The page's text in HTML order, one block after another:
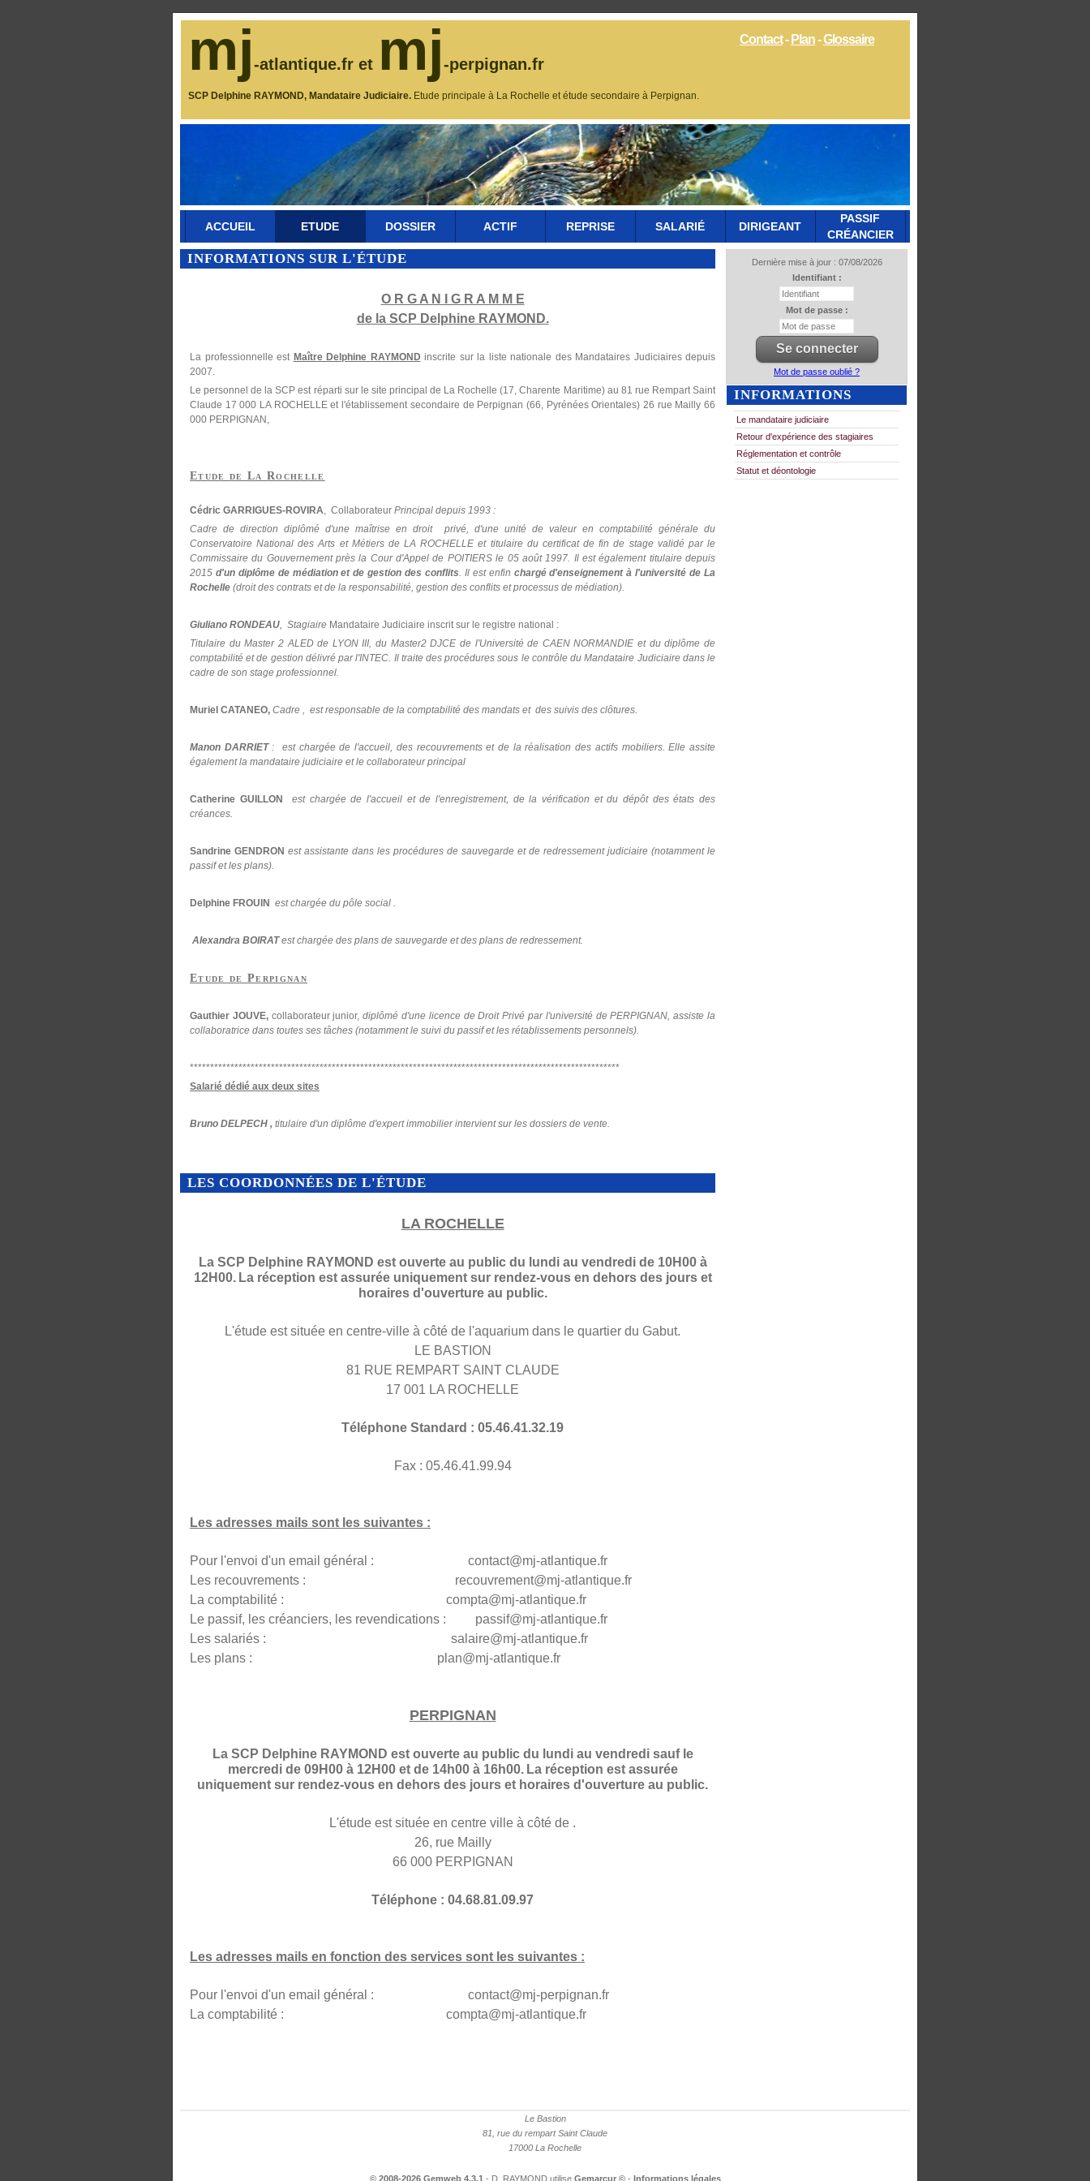
mj-atlantique.fr et mj-perpignan.fr
SCP Delphine RAYMOND, Mandataire Judiciaire. Etude principale à La Rochelle et étude secondaire à Perpignan.
Contact- Plan-Glossaire
ACCUEIL ETUDE DOSSIER ACTIF REPRISE SALARIÉ DIRIGEANT
PASSIF
CRÉANCIER
Dernière mise à jour : 07/08/2026
Identifiant :
Mot de passe :
Mot de passe oublié ?
INFORMATIONS
Le mandataire judiciaire
Retour d'expérience des stagiaires
Réglementation et contrôle
Statut et déontologie
INFORMATIONS SUR L'ÉTUDE
O R G A N I G R A M M E
de la SCP Delphine RAYMOND.
La professionnelle est Maître Delphine RAYMOND inscrite sur la liste nationale des Mandataires Judiciaires depuis
2007.
Le personnel de la SCP est réparti sur le site principal de La Rochelle (17, Charente Maritime) au 81 rue Rempart Saint
Claude 17 000 LA ROCHELLE et l'établissement secondaire de Perpignan (66, Pyrénées Orientales) 26 rue Mailly 66
000 PERPIGNAN,
Etude de La Rochelle
Cédric GARRIGUES-ROVIRA, Collaborateur Principal depuis 1993 :
Cadre de direction diplômé d'une maîtrise en droit privé, d'une unité de valeur en comptabilité générale du
Conservatoire National des Arts et Métiers de LA ROCHELLE et titulaire du certificat de fin de stage validé par le
Commissaire du Gouvernement près la Cour d'Appel de POITIERS le 05 août 1997. Il est également titulaire depuis
2015 d'un diplôme de médiation et de gestion des conflits. Il est enfin chargé d'enseignement à l'université de La
Rochelle (droit des contrats et de la responsabilité, gestion des conflits et processus de médiation).
Giuliano RONDEAU, Stagiaire Mandataire Judiciaire inscrit sur le registre national :
Titulaire du Master 2 ALED de LYON III, du Master2 DJCE de l'Université de CAEN NORMANDIE et du diplôme de
comptabilité et de gestion délivré par l'INTEC. Il traite des procédures sous le contrôle du Mandataire Judiciaire dans le
cadre de son stage professionnel.
Muriel CATANEO, Cadre , est responsable de la comptabilité des mandats et des suivis des clôtures.
Manon DARRIET: est chargée de l'accueil, des recouvrements et de la réalisation des actifs mobiliers. Elle assite
également la mandataire judiciaire et le collaborateur principal
Catherine GUILLON
est chargée de l'accueil et de l'enregistrement, de la vérification et du dépôt des états des
créances.
Sandrine GENDRON est assistante dans les procédures de sauvegarde et de redressement judiciaire (notamment le
passif et les plans).
Delphine FROUIN est chargée du pôle social .
Alexandra BOIRAT est chargée des plans de sauvegarde et des plans de redressement.
Etude de Perpignan
Gauthier JOUVE, collaborateur junior, diplômé d'une licence de Droit Privé par l'université de PERPIGNAN, assiste la
collaboratrice dans toutes ses tâches (notamment le suivi du passif et les rétablissements personnels).
**********************************************************************************************************
Salarié dédié aux deux sites
Bruno DELPECH , titulaire d'un diplôme d'expert immobilier intervient sur les dossiers de vente.
LES COORDONNÉES DE L'ÉTUDE
LA ROCHELLE
La SCP Delphine RAYMOND est ouverte au public du lundi au vendredi de 10H00 à
12H00. La réception est assurée uniquement sur rendez-vous en dehors des jours et
horaires d'ouverture au public.
L'étude est située en centre-ville à côté de l'aquarium dans le quartier du Gabut.
LE BASTION
81 RUE REMPART SAINT CLAUDE
17 001 LA ROCHELLE
Téléphone Standard : 05.46.41.32.19
Fax : 05.46.41.99.94
Les adresses mails sont les suivantes :
Pour l'envoi d'un email général : contact@mj-atlantique.fr
Les recouvrements : recouvrement@mj-atlantique.fr
La comptabilité : compta@mj-atlantique.fr
Le passif, les créanciers, les revendications : passif@mj-atlantique.fr
Les salariés : salaire@mj-atlantique.fr
Les plans :
plan@mj-atlantique.fr
PERPIGNAN
La SCP Delphine RAYMOND est ouverte au public du lundi au vendredi sauf le
mercredi de 09H00 à 12H00 et de 14h00 à 16h00. La réception est assurée
uniquement sur rendez-vous en dehors des jours et horaires d'ouverture au public.
L'étude est située en centre ville à côté de .
26, rue Mailly
66 000 PERPIGNAN
Téléphone : 04.68.81.09.97
Les adresses mails en fonction des services sont les suivantes :
Pour l'envoi d'un email général : contact@mj-perpignan.fr
La comptabilité : compta@mj-atlantique.fr
Le Bastion
81, rue du rempart Saint Claude
17000 La Rochelle
© 2008-2026 Gemweb 4.3.1 - D. RAYMOND utilise Gemarcur © - Informations légales